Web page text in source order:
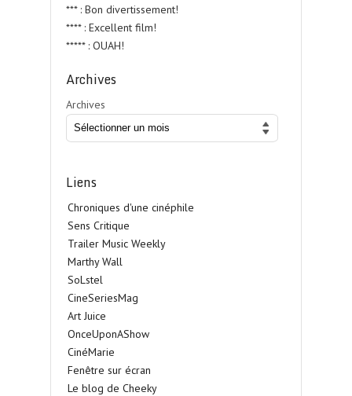
*** : Bon divertissement!
**** : Excellent film!
***** : OUAH!
Archives
Archives
Liens
Chroniques d'une cinéphile
Sens Critique
Trailer Music Weekly
Marthy Wall
SoLstel
CineSeriesMag
Art Juice
OnceUponAShow
CinéMarie
Fenêtre sur écran
Le blog de Cheeky